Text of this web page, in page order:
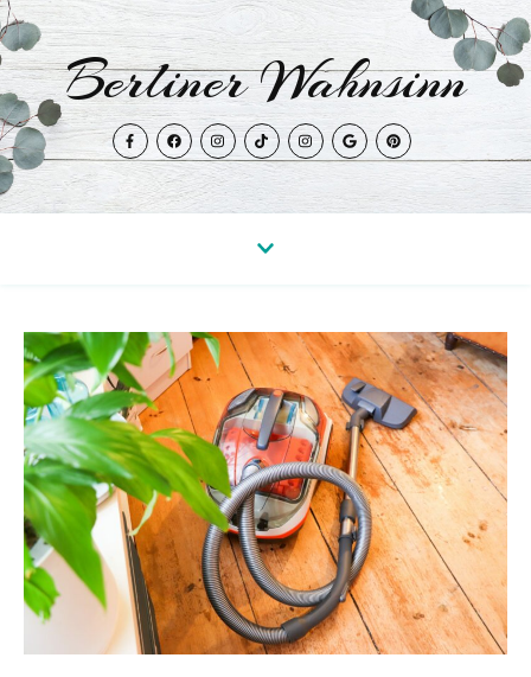
Berliner Wahnsinn